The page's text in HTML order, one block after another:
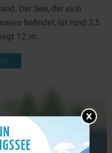
Der See, der sich
befindet, ist rund 2,5
12 m...